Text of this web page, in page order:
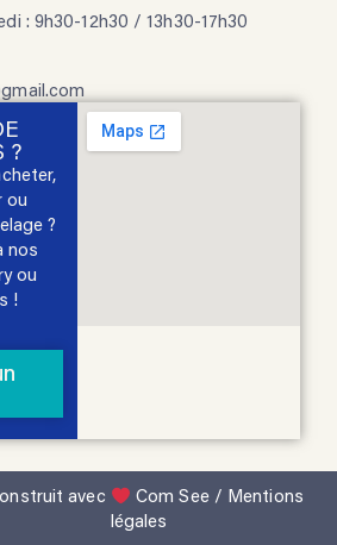
: 9h30-12h30 / 13h30-17h30
?
ou
?
nos
ou
!
avec Com See/ Mentions
légales